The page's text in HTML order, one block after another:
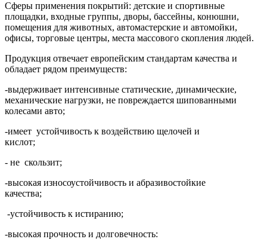
Сферы применения покрытий: детские и спортивные
площадки, входные группы, дворы, бассейны, конюшни,
помещения для животных, автомастерские и автомойки,
офисы, торговые центры, места массового скопления людей.
Продукция отвечает европейским стандартам качества и
обладает рядом преимуществ:
-выдерживает интенсивные статические, динамические,
механические нагрузки, не повреждается шипованными
колесами авто;
-имеет устойчивость к воздействию щелочей и
кислот;
- не скользит;
-высокая износоустойчивость и абразивостойкие
качества;
-устойчивость к истиранию;
-высокая прочность и долговечность: